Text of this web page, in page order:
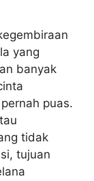
yang
banyak
puas.
tidak
tujuan